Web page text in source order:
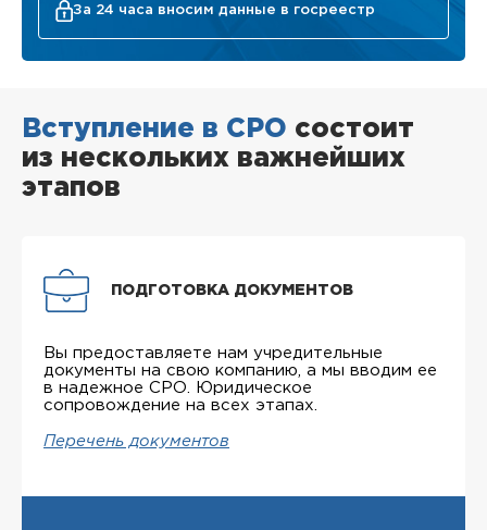
За 24 часа вносим данные в госреестр
Вступление в СРО состоит
из нескольких важнейших
этапов
ПОДГОТОВКА ДОКУМЕНТОВ
Вы предоставляете нам учредительные
документы на свою компанию, а мы вводим ее
в надежное СРО. Юридическое
сопровождение на всех этапах.
Перечень документов